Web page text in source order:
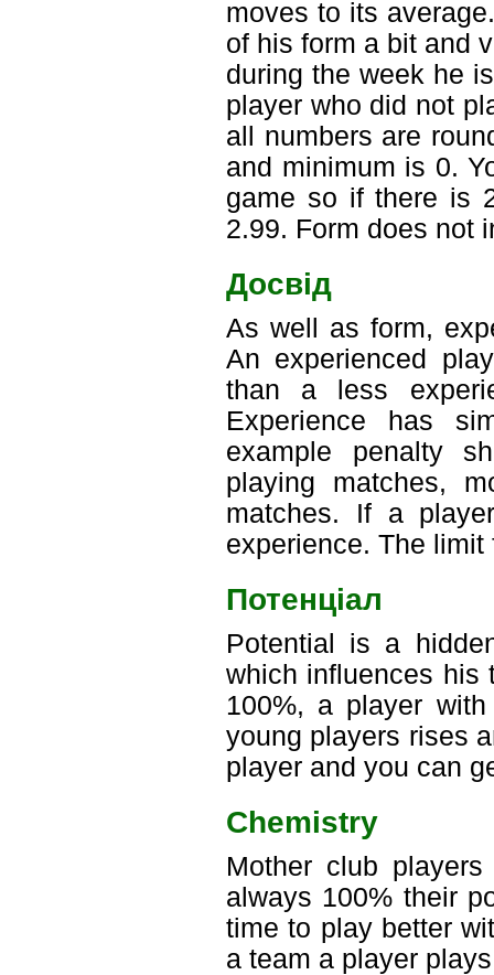
moves to its
of his form a bit and
during the week he
player who did not
all numbers are
and minimum is 0.
game so if there is
2.99. Form does not
Досвід
As well as form,
An experienced
than a less
Experience has
example penalty
playing matches,
matches. If a
experience. The
Потенціал
Potential is a
which influences his
100%, a player
young players rises
player and you can
Chemistry
Mother club
always 100% their
time to play better
a team a player